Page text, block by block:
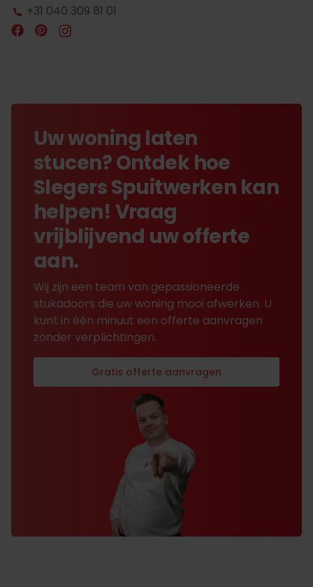
+31 040 309 81 01
Uw woning laten
stucen? Ontdek hoe
Slegers Spuitwerken kan
helpen! Vraag
vrijblijvend uw offerte
aan.
Wij zijn een team van gepassioneerde
stukadoors die uw woning mooi afwerken. U
kunt in één minuut een offerte aanvragen
zonder verplichtingen.
Gratis offerte aanvragen